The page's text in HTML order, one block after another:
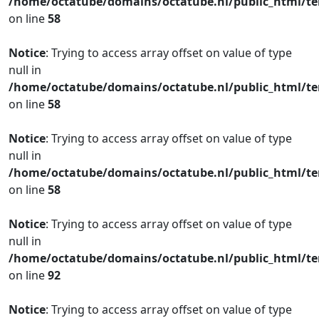
on line58
Notice: Trying to access array offset on value of type
null in
/home/octatube/domains/octatube.nl/public_html/
on line58
Notice: Trying to access array offset on value of type
null in
/home/octatube/domains/octatube.nl/public_html/
on line58
Notice: Trying to access array offset on value of type
null in
/home/octatube/domains/octatube.nl/public_html/
on line92
Notice: Trying to access array offset on value of type